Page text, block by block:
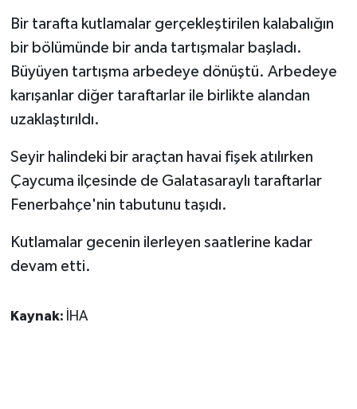
Bir tarafta kutlamalar gerçekleştirilen kalabalığın
bir bölümünde bir anda tartışmalar başladı.
Büyüyen tartışma arbedeye dönüştü. Arbedeye
karışanlar diğer taraftarlar ile birlikte alandan
uzaklaştırıldı.
Seyir halindeki bir araçtan havai fişek atılırken
Çaycuma ilçesinde de Galatasaraylı taraftarlar
Fenerbahçe'nin tabutunu taşıdı.
Kutlamalar gecenin ilerleyen saatlerine kadar
devam etti.
Kaynak: İHA
SPOR HABERLERİ
TEKNOLOJİ
ÜLKE GÜNDEMİ
YAŞAM
Yerel Haberler